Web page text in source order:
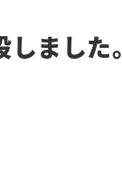
ました。